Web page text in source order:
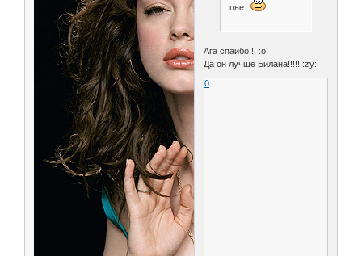
цвет
Ага спаибо!!! :o:
Да он лучше Билана!!!!! :zy:
0